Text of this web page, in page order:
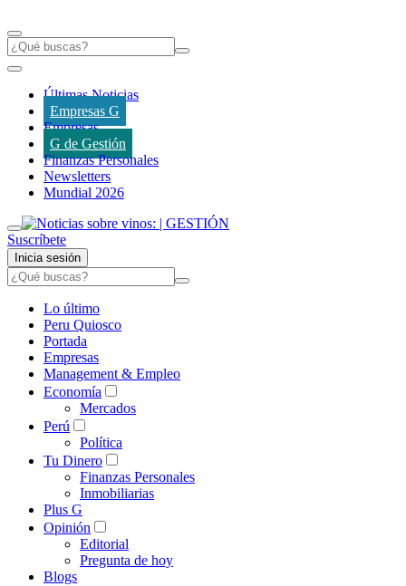
Últimas Noticias
Empresas G
Empresas
G de Gestión
Finanzas Personales
Newsletters
Mundial 2026
Suscríbete
Inicia sesión
Lo último
Peru Quiosco
Portada
Empresas
Management & Empleo
Economía
Mercados
Perú
Política
Tu Dinero
Finanzas Personales
Inmobiliarias
Plus G
Opinión
Editorial
Pregunta de hoy
Blogs